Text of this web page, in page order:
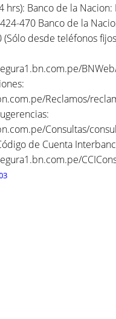
hrs): Banco de la
470 Banco de la
(Sólo desde teléfonos
Reclamos/
Consultas/
de Cuenta